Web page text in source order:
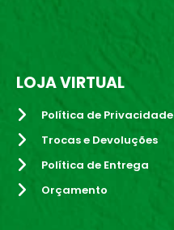
LOJA VIRTUAL
Política de Privacidade
Trocas e Devoluções
Política de Entrega
Orçamento